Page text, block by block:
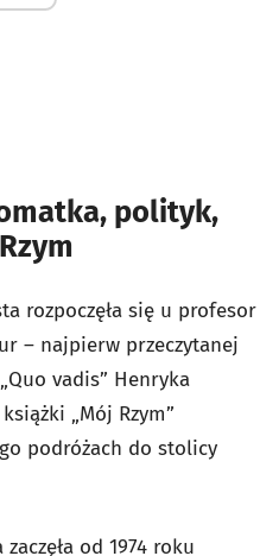
polityk,
rozpoczęła się u profesor
– najpierw przeczytanej
vadis” Henryka
„Mój Rzym”
podróżach do stolicy
od 1974 roku